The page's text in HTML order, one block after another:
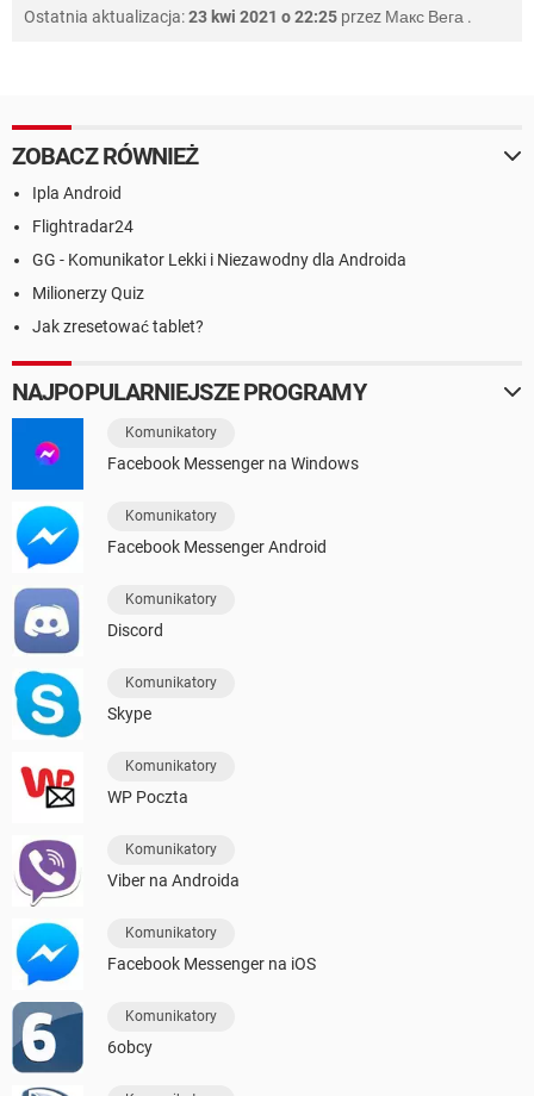
Ostatnia aktualizacja:23 kwi 2021 o 22:25 przez Макс Вега .
ZOBACZ RÓWNIEŻ
Ipla Android
Flightradar24
GG - Komunikator Lekki i Niezawodny dla Androida
Milionerzy Quiz
Jak zresetować tablet?
NAJPOPULARNIEJSZE PROGRAMY
Komunikatory
Facebook Messenger na Windows
Komunikatory
Facebook Messenger Android
Komunikatory
Discord
Komunikatory
Skype
Komunikatory
WP Poczta
Komunikatory
Viber na Androida
Komunikatory
Facebook Messenger na iOS
Komunikatory
6obcy